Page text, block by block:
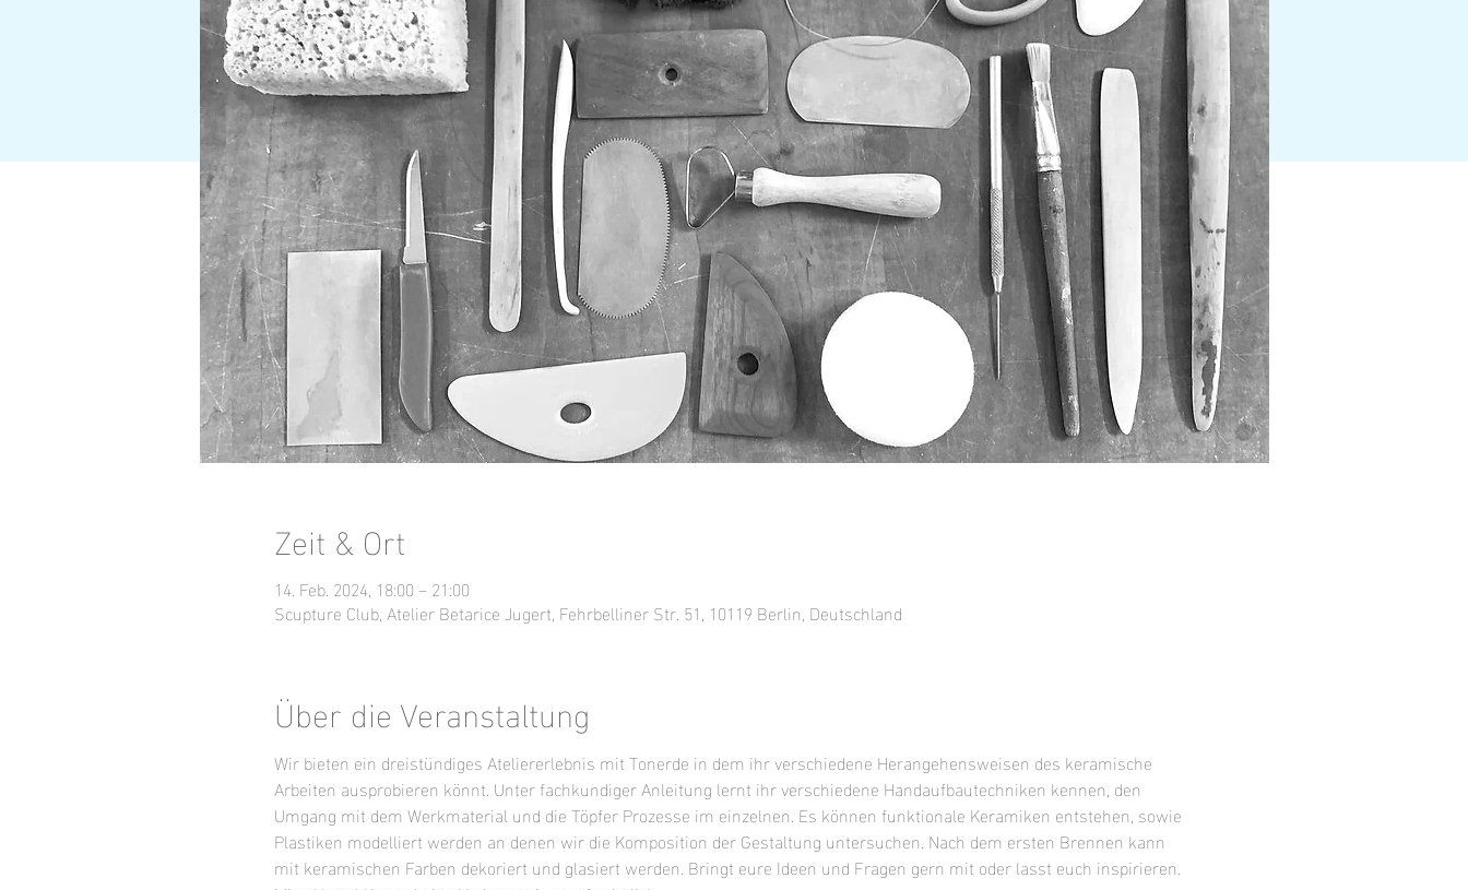
Zeit & Ort
14. Feb. 2024, 18:00 – 21:00
Scupture Club, Atelier Betarice Jugert, Fehrbelliner Str. 51, 10119 Berlin, Deutschland
Über die Veranstaltung
Wir bieten ein dreistündiges Ateliererlebnis mit Tonerde in dem ihr verschiedene Herangehensweisen des keramische
Arbeiten ausprobieren könnt. Unter fachkundiger Anleitung lernt ihr verschiedene Handaufbautechniken kennen, den
Umgang mit dem Werkmaterial und die Töpfer Prozesse im einzelnen. Es können funktionale Keramiken entstehen, sowie
Plastiken modelliert werden an denen wir die Komposition der Gestaltung untersuchen. Nach dem ersten Brennen kann
mit keramischen Farben dekoriert und glasiert werden. Bringt eure Ideen und Fragen gern mit oder lasst euch inspirieren.